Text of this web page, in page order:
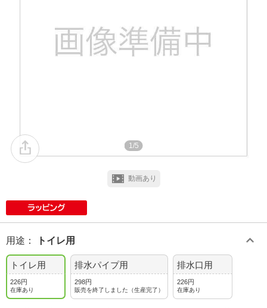
1/5
動画あり
用途 ： トイレ用
トイレ用
226円
在庫あり
排水パイプ用
298円
販売を終了しました（生産完了）
排水口用
226円
在庫あり